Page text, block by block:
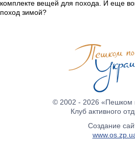
комплекте вещей для похода. И еще
поход зимой?
© 2002 - 2026 «Пешком
Клуб активного
Создание